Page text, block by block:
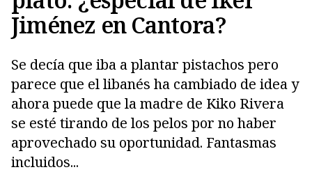
Jiménez en Cantora?
Se decía que iba a plantar pistachos pero
parece que el libanés ha cambiado de idea y
ahora puede que la madre de Kiko Rivera
se esté tirando de los pelos por no haber
aprovechado su oportunidad. Fantasmas
incluidos...